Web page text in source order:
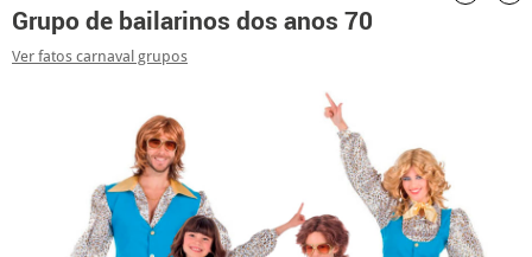
Grupo de bailarinos dos anos 70
Ver fatos carnaval grupos